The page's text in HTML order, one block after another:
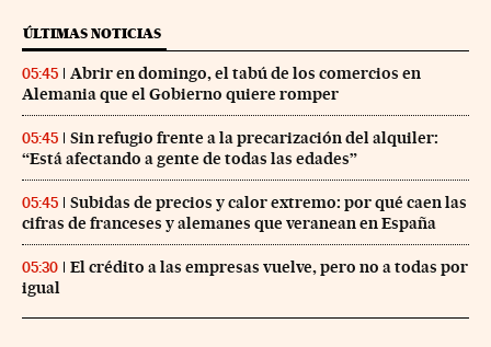
ÚLTIMAS NOTICIAS
05:45
Abrir en domingo, el tabú de los comercios en
Alemania que el Gobierno quiere romper
05:45
Sin refugio frente a la precarización del alquiler:
“Está afectando a gente de todas las edades”
05:45
Subidas de precios y calor extremo: por qué caen las
cifras de franceses y alemanes que veranean en España
05:30
El crédito a las empresas vuelve, pero no a todas por
igual